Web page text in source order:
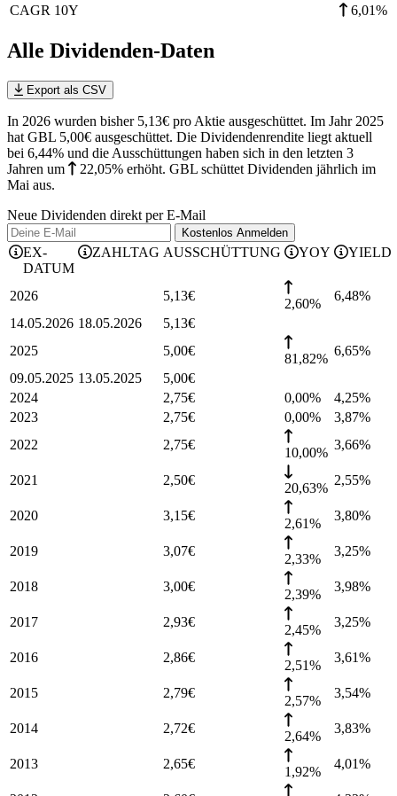
CAGR 10Y
6,01%
Alle Dividenden-Daten
Export als CSV
In 2026 wurden bisher 5,13€ pro Aktie ausgeschüttet. Im Jahr 2025
hat GBL 5,00€ ausgeschüttet. Die Dividendenrendite liegt aktuell
bei 6,44% und die Ausschüttungen haben sich in den letzten 3
Jahren um 22,05% erhöht. GBL schüttet Dividenden jährlich im
Mai aus.
Neue Dividenden direkt per E-Mail
Kostenlos Anmelden
EX-
DATUM
ZAHLTAG AUSSCHÜTTUNG YOY YIELD
2026 5,13€
2,60%
6,48%
14.05.2026 18.05.2026 5,13€
2025
5,00€
81,82%
6,65%
09.05.2025 13.05.2025 5,00€
2024
2,75€ 0,00% 4,25%
2023
2,75€ 0,00% 3,87%
2022
2,75€
10,00%
3,66%
2021 2,50€
20,63%
2,55%
2020 3,15€
2,61%
3,80%
2019 3,07€
2,33%
3,25%
2018 3,00€
2,39%
3,98%
2017 2,93€
2,45%
3,25%
2016 2,86€
2,51%
3,61%
2015 2,79€
2,57%
3,54%
2014 2,72€
2,64%
3,83%
2013 2,65€
1,92%
4,01%